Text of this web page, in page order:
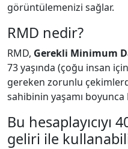
görüntülemenizi sağlar.
RMD nedir?
RMD, Gerekli Minimum
73 yaşında (çoğu insan
gereken zorunlu
sahibinin yaşamı
Bu hesaplayıcıyı
geliri ile